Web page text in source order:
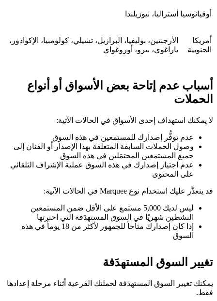
أوقيانوسيا أستراليا، نيوزيلندا
أمريكا
الجنوبية
الأرجنتين، بوليفيا، البرازيل، تشيلي، كولومبيا، الإكوادور،
باراغوي، بيرو، أوروغواي
أسباب عدم إتاحة بعض الأسواق أو أنواع
الحملات
لا يمكنك استهداف إحدى الأسواق في الحالات الآتية:
عدم توفُّر إصدارك للمستمعين في هذه السوق
وصول الحملات السابقة المتعلقة بهذا الإصدار أو الفنان إلى
جميع المستمعين المحتمَلين في هذه السوق
عدم اجتياز إصدارك في هذه السوق عملية الإشراف التلقائي
على المحتوى
قد يتعذَّر عليك استخدام نوع Marquee في الحالات الآتية:
ليس لديك 5,000 مستمع على الأقل ضمن المستمعين
النشطين شهريًا في السوق المستهدَفة التي اخترتها
إذا كان إصدارك متاحاً للجمهور لأكثر من 18 يوماً في هذه
السوق
تغيير السوق المستهدَفة
يمكنك تغيير السوق المستهدَفة لحملتك الفرعية أثناء مرحلة إعدادها
فقط.